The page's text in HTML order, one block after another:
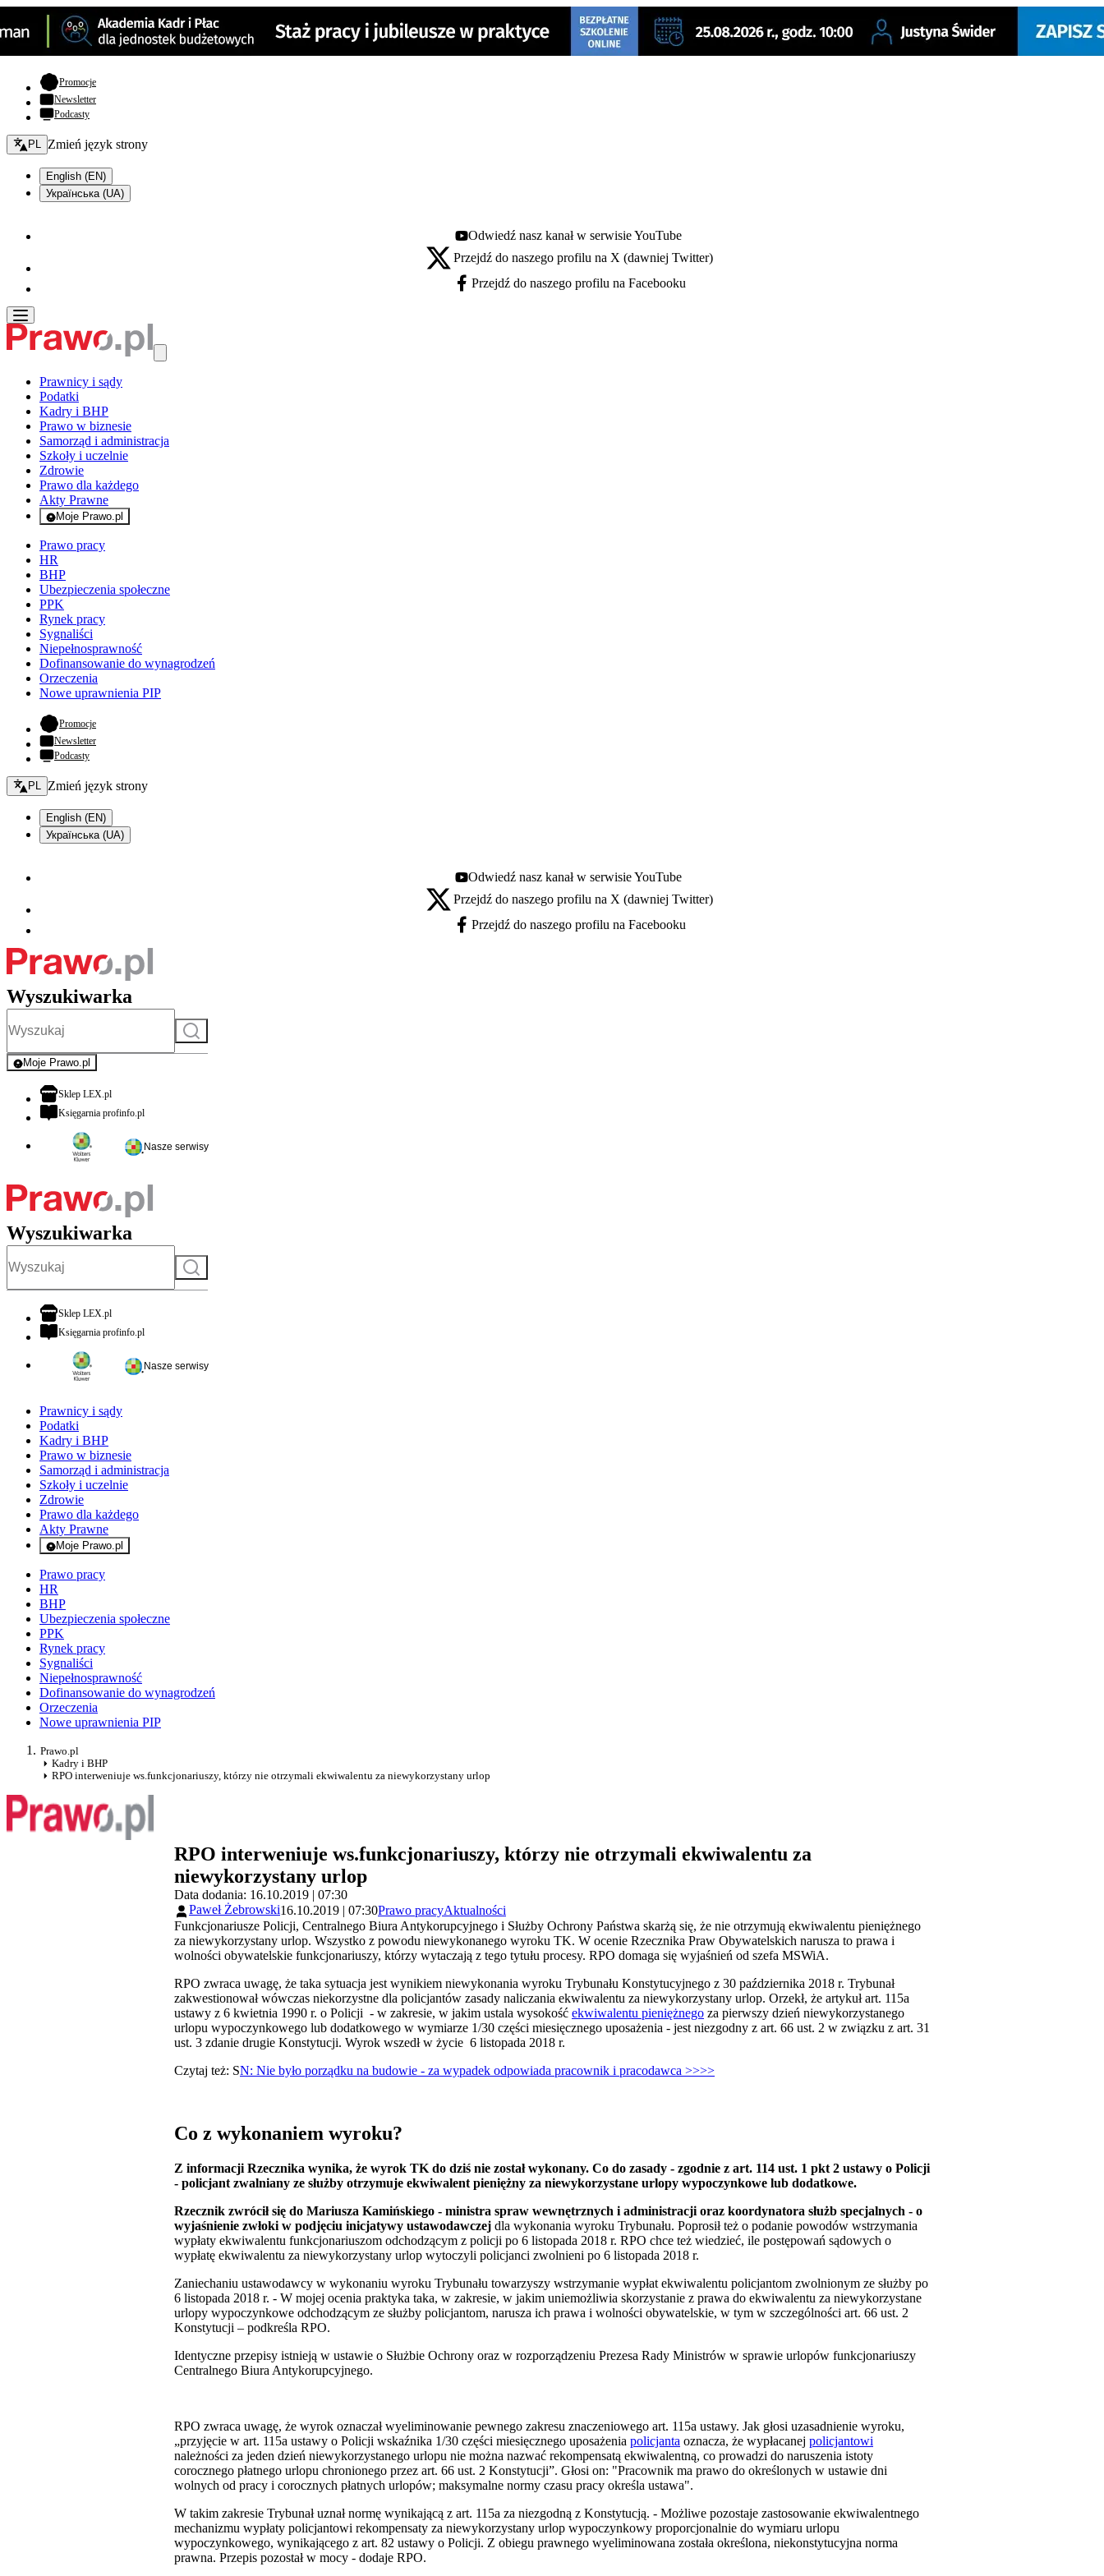
Promocje- otwiera się w nowej karcie
Newsletter
Podcasty
Zmień język - bieżący:
PL Zmień język strony
English (EN)
Українська (UA)
Youtube - otwiera się w nowej karcie
Odwiedź nasz kanał w serwisie YouTube
X - otwiera się w nowej karcie
Przejdź do naszego profilu na X (dawniej Twitter)
Facebook - otwiera się w nowej karcie
Przejdź do naszego profilu na Facebooku
Prawnicy i sądy
Podatki
Kadry i BHP
Prawo w biznesie
Samorząd i administracja
Szkoły i uczelnie
Zdrowie
Prawo dla każdego
Akty Prawne
Moje Prawo.pl
- rejestracja i logowanie do serwisu
Prawo pracy
HR
BHP
Ubezpieczenia społeczne
PPK
Rynek pracy
Sygnaliści
Niepełnosprawność
Dofinansowanie do wynagrodzeń
Orzeczenia
Nowe uprawnienia PIP
Promocje- otwiera się w nowej karcie
Newsletter
Podcasty
Zmień język - bieżący:
PL Zmień język strony
English (EN)
Українська (UA)
Youtube - otwiera się w nowej karcie
Odwiedź nasz kanał w serwisie YouTube
X - otwiera się w nowej karcie
Przejdź do naszego profilu na X (dawniej Twitter)
Facebook - otwiera się w nowej karcie
Przejdź do naszego profilu na Facebooku
Wyszukiwarka
Szukaj
Moje Prawo.pl
- rejestracja i logowanie do serwisu
Sklep LEX.plotwiera się w nowej karcie
Księgarnia profinfo.plotwiera się w nowej karcie
Nasze serwisy
Wyszukiwarka
Szukaj
Sklep LEX.plotwiera się w nowej karcie
Księgarnia profinfo.plotwiera się w nowej karcie
Nasze serwisy
Prawnicy i sądy
Podatki
Kadry i BHP
Prawo w biznesie
Samorząd i administracja
Szkoły i uczelnie
Zdrowie
Prawo dla każdego
Akty Prawne
Moje Prawo.pl
- rejestracja i logowanie do serwisu
Prawo pracy
HR
BHP
Ubezpieczenia społeczne
PPK
Rynek pracy
Sygnaliści
Niepełnosprawność
Dofinansowanie do wynagrodzeń
Orzeczenia
Nowe uprawnienia PIP
Prawo.pl
Kadry i BHP
RPO interweniuje ws.funkcjonariuszy, którzy nie otrzymali ekwiwalentu za niewykorzystany urlop
RPO interweniuje ws.funkcjonariuszy, którzy nie otrzymali ekwiwalentu za
niewykorzystany urlop
Data dodania: 16.10.2019 | 07:30
Paweł Żebrowski16.10.2019 | 07:30Prawo pracyAktualności
Funkcjonariusze Policji, Centralnego Biura Antykorupcyjnego i Służby Ochrony Państwa skarżą się, że nie otrzymują ekwiwalentu pieniężnego
za niewykorzystany urlop. Wszystko z powodu niewykonanego wyroku TK. W ocenie Rzecznika Praw Obywatelskich narusza to prawa i
wolności obywatelskie funkcjonariuszy, którzy wytaczają z tego tytułu procesy. RPO domaga się wyjaśnień od szefa MSWiA.
RPO zwraca uwagę, że taka sytuacja jest wynikiem niewykonania wyroku Trybunału Konstytucyjnego z 30 października 2018 r. Trybunał
zakwestionował wówczas niekorzystne dla policjantów zasady naliczania ekwiwalentu za niewykorzystany urlop. Orzekł, że artykuł art. 115a
ustawy z 6 kwietnia 1990 r. o Policji - w zakresie, w jakim ustala wysokość ekwiwalentu pieniężnego za pierwszy dzień niewykorzystanego
urlopu wypoczynkowego lub dodatkowego w wymiarze 1/30 części miesięcznego uposażenia - jest niezgodny z art. 66 ust. 2 w związku z art. 31
ust. 3 zdanie drugie Konstytucji. Wyrok wszedł w życie 6 listopada 2018 r.
Czytaj też: SN: Nie było porządku na budowie - za wypadek odpowiada pracownik i pracodawca >>>>
Co z wykonaniem wyroku?
Z informacji Rzecznika wynika, że wyrok TK do dziś nie został wykonany. Co do zasady - zgodnie z art. 114 ust. 1 pkt 2 ustawy o Policji
- policjant zwalniany ze służby otrzymuje ekwiwalent pieniężny za niewykorzystane urlopy wypoczynkowe lub dodatkowe.
Rzecznik zwrócił się do Mariusza Kamińskiego - ministra spraw wewnętrznych i administracji oraz koordynatora służb specjalnych - o
wyjaśnienie zwłoki w podjęciu inicjatywy ustawodawczej dla wykonania wyroku Trybunału. Poprosił też o podanie powodów wstrzymania
wypłaty ekwiwalentu funkcjonariuszom odchodzącym z policji po 6 listopada 2018 r. RPO chce też wiedzieć, ile postępowań sądowych o
wypłatę ekwiwalentu za niewykorzystany urlop wytoczyli policjanci zwolnieni po 6 listopada 2018 r.
Zaniechaniu ustawodawcy w wykonaniu wyroku Trybunału towarzyszy wstrzymanie wypłat ekwiwalentu policjantom zwolnionym ze służby po
6 listopada 2018 r. - W mojej ocenia praktyka taka, w zakresie, w jakim uniemożliwia skorzystanie z prawa do ekwiwalentu za niewykorzystane
urlopy wypoczynkowe odchodzącym ze służby policjantom, narusza ich prawa i wolności obywatelskie, w tym w szczególności art. 66 ust. 2
Konstytucji – podkreśla RPO.
Identyczne przepisy istnieją w ustawie o Służbie Ochrony oraz w rozporządzeniu Prezesa Rady Ministrów w sprawie urlopów funkcjonariuszy
Centralnego Biura Antykorupcyjnego.
RPO zwraca uwagę, że wyrok oznaczał wyeliminowanie pewnego zakresu znaczeniowego art. 115a ustawy. Jak głosi uzasadnienie wyroku,
„przyjęcie w art. 115a ustawy o Policji wskaźnika 1/30 części miesięcznego uposażenia policjanta oznacza, że wypłacanej policjantowi
należności za jeden dzień niewykorzystanego urlopu nie można nazwać rekompensatą ekwiwalentną, co prowadzi do naruszenia istoty
corocznego płatnego urlopu chronionego przez art. 66 ust. 2 Konstytucji”. Głosi on: "Pracownik ma prawo do określonych w ustawie dni
wolnych od pracy i corocznych płatnych urlopów; maksymalne normy czasu pracy określa ustawa".
W takim zakresie Trybunał uznał normę wynikającą z art. 115a za niezgodną z Konstytucją. - Możliwe pozostaje zastosowanie ekwiwalentnego
mechanizmu wypłaty policjantowi rekompensaty za niewykorzystany urlop wypoczynkowy proporcjonalnie do wymiaru urlopu
wypoczynkowego, wynikającego z art. 82 ustawy o Policji. Z obiegu prawnego wyeliminowana została określona, niekonstytucyjna norma
prawna. Przepis pozostał w mocy - dodaje RPO.